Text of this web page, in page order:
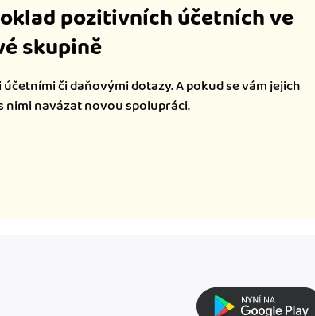
pozitivních účetních ve
skupině
či daňovými dotazy. A pokud se vám jejich
nimi navázat novou spolupráci.